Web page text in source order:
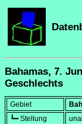
Bahamas, 7.
Geschlechts
Gebiet
┗━ Stellung